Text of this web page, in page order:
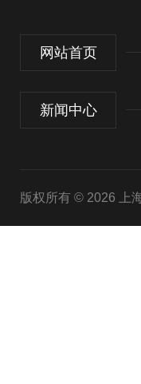
网站首页
新闻中心
版权所有 © 2026 上